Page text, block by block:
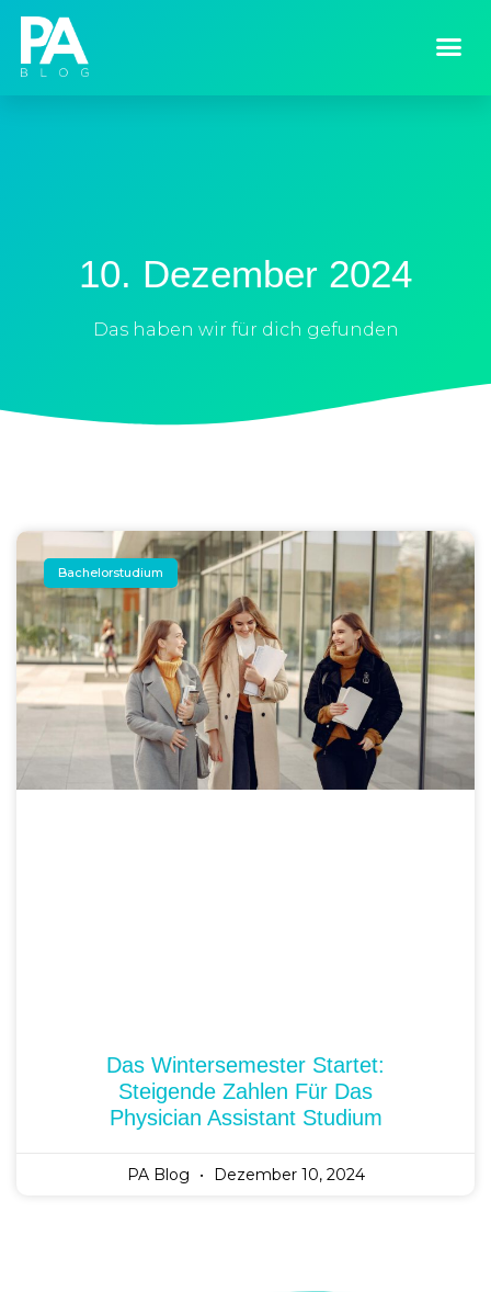
10. Dezember 2024
Das haben wir für dich gefunden
Bachelorstudium
Das Wintersemester Startet:
Steigende Zahlen Für Das
Physician Assistant Studium
PA Blog Dezember 10, 2024